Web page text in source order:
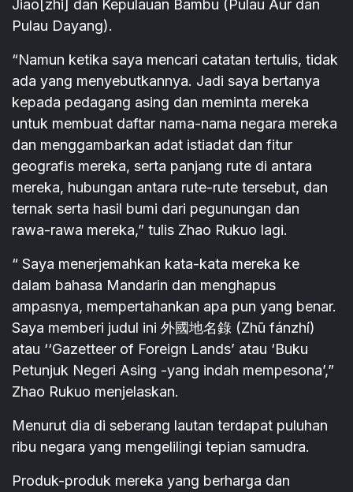
Jiao[zhi] dan Kepulauan Bambu (Pulau Aur dan
Pulau Dayang).
“Namun ketika saya mencari catatan tertulis, tidak
ada yang menyebutkannya. Jadi saya bertanya
kepada pedagang asing dan meminta mereka
untuk membuat daftar nama-nama negara mereka
dan menggambarkan adat istiadat dan fitur
geografis mereka, serta panjang rute di antara
mereka, hubungan antara rute-rute tersebut, dan
ternak serta hasil bumi dari pegunungan dan
rawa-rawa mereka,” tulis Zhao Rukuo lagi.
“ Saya menerjemahkan kata-kata mereka ke
dalam bahasa Mandarin dan menghapus
ampasnya, mempertahankan apa pun yang benar.
Saya memberi judul ini 外國地名錄 (Zhū fánzhí)
atau ‘‘Gazetteer of Foreign Lands’ atau ‘Buku
Petunjuk Negeri Asing -yang indah mempesona’,”
Zhao Rukuo menjelaskan.
Menurut dia di seberang lautan terdapat puluhan
ribu negara yang mengelilingi tepian samudra.
Produk-produk mereka yang berharga dan